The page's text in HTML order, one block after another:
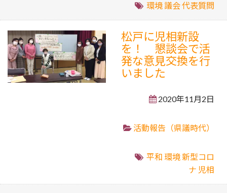
環境議会代表質問
松戸に児相新設
を！ 懇談会で活
発な意見交換を行
いました
2020年11月2日
活動報告（県議時代）
平和 環境新型コロ
ナ 児相